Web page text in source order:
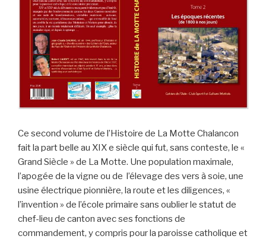
Ce second volume de l’Histoire de La Motte Chalancon
fait la partbelle au XIXe siècle qui fut, sans conteste, le «
Grand Siècle » de La Motte. Une population maximale,
l’apogée de la vigne ou de l’élevage des vers à soie, une
usine électrique pionnière, la route et les diligences, «
l’invention » de l’école primaire sans oublier le statut de
chef-lieu de canton avec ses fonctions de
commandement, y compris pour la paroisse catholique et